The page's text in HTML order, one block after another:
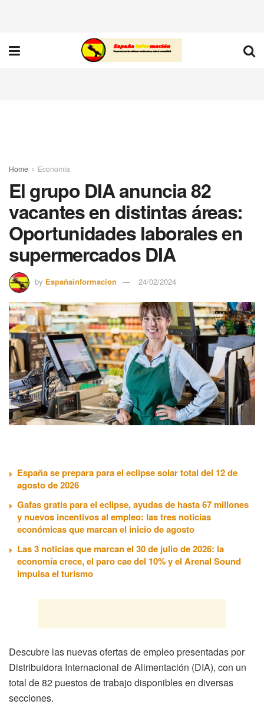
Home Economia
El grupo DIA anuncia 82
vacantes en distintas áreas:
Oportunidades laborales en
supermercados DIA
by Españainformacion 24/02/2024
España se prepara para el eclipse solar total del 12 de
agosto de 2026
Gafas gratis para el eclipse, ayudas de hasta 67 millones
y nuevos incentivos al empleo: las tres noticias
económicas que marcan el inicio de agosto
Las 3 noticias que marcan el 30 de julio de 2026: la
economía crece, el paro cae del 10% y el Arenal Sound
impulsa el turismo
Descubre las nuevas ofertas de empleo presentadas por
Distribuidora Internacional de Alimentación (DIA), con un
total de 82 puestos de trabajo disponibles en diversas
secciones.